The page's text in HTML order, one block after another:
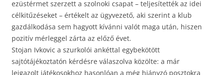
ezüstérmet szerzett a szolnoki csapat – teljesítették az idei
célkitűzéseket – értékelt az ügyvezető, aki szerint a klub
gazdálkodása sem hagyott kívánni valót maga után, hiszen
pozitív mérleggel zárta az előző évet.
Stojan Ivkovic a szurkolói ankéttal egybekötött
sajtótájékoztatón kérdésre válaszolva közölte: a már
leigazolt játékosokhoz hasonlóan a még hiányzó posztokra